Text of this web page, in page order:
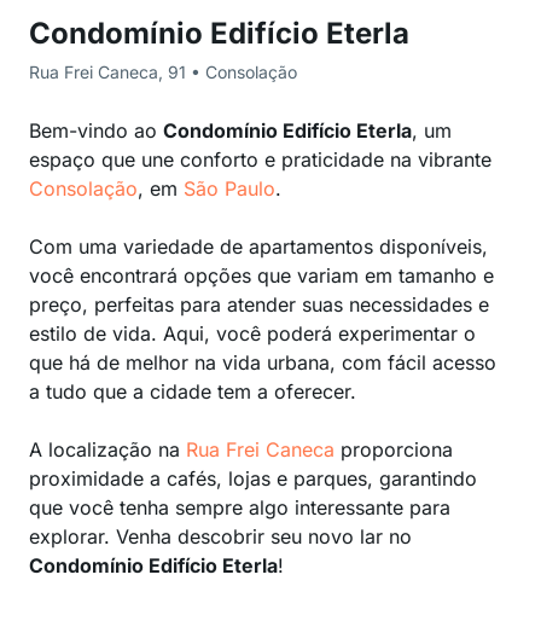
Condomínio Edifício Eterla
Rua Frei Caneca, 91 • Consolação
Bem-vindo ao Condomínio Edifício Eterla, um
espaço que une conforto e praticidade na vibrante
Consolação, em São Paulo.
Com uma variedade de apartamentos disponíveis,
você encontrará opções que variam em tamanho e
preço, perfeitas para atender suas necessidades e
estilo de vida. Aqui, você poderá experimentar o
que há de melhor na vida urbana, com fácil acesso
a tudo que a cidade tem a oferecer.
A localização na Rua Frei Caneca proporciona
proximidade a cafés, lojas e parques, garantindo
que você tenha sempre algo interessante para
explorar. Venha descobrir seu novo lar no
Condomínio Edifício Eterla!